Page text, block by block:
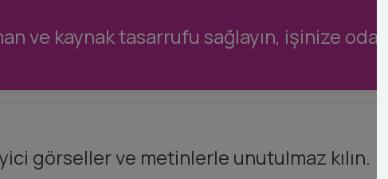
ve kaynak tasarrufu sağlayın, işinize
görseller ve metinlerle unutulmaz kılın.